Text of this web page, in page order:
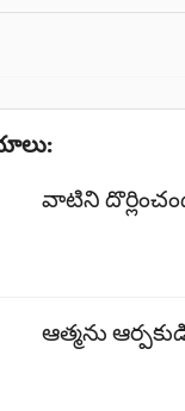
వాటిని
ఆత్మను